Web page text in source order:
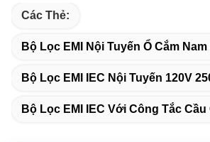
Các Thẻ:
Bộ Lọc EMI Nội Tuyến Ổ Cắm Nam
Bộ Lọc EMI IEC Nội Tuyến 120V
Bộ Lọc EMI IEC Với Công Tắc Cầu